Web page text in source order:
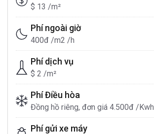
$ 13 /m²
Phí ngoài giờ
400đ /m2 /h
Phí dịch vụ
$ 2 /m²
Phí Điều hòa
Đồng hồ riêng, đơn giá 4.500đ /Kwh
Phí gửi xe máy